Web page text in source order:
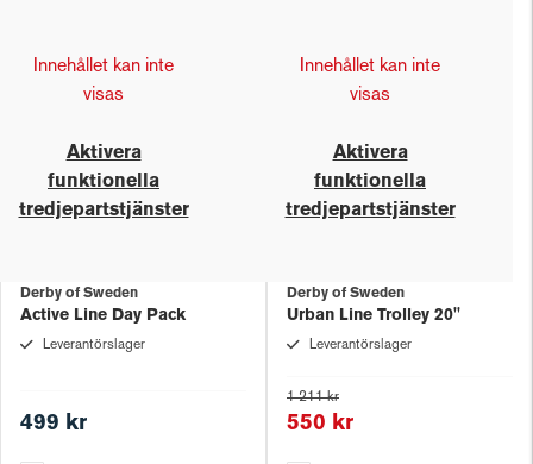
Innehållet kan inte
visas
Aktivera
funktionella
tredjepartstjänster
Derby of Sweden
Active Line Day Pack
Leverantörslager
499 kr
Innehållet kan inte
visas
Aktivera
funktionella
tredjepartstjänster
Derby of Sweden
Urban Line Trolley 20''
Leverantörslager
1 211 kr
550 kr